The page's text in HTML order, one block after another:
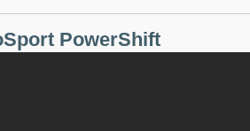
PowerShift